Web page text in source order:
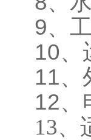
9、
10、
11、
12、
13、